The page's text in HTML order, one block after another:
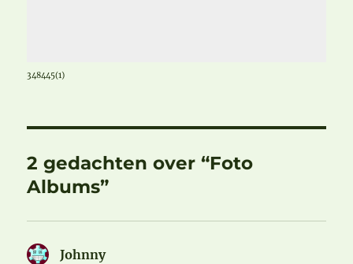
348445(1)
2 gedachten over “Foto
Albums”
Johnnyschreef: